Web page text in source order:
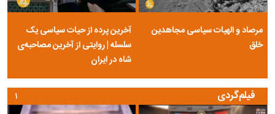
مرصاد و الهیات سیاسی مجاهدین
خلق
آخرین پرده از حیات سیاسی یک
سلسله | روایتی از آخرین مصاحبه‌ی
شاه در ایران
فیلم‌گردی ۱